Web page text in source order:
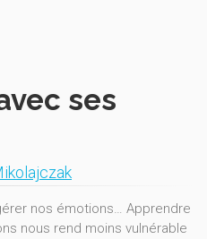
ses
nos émotions… Apprendre
nous rend moins vulnérable